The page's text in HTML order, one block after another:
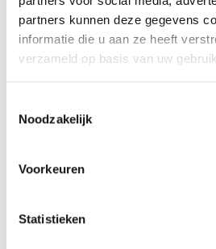
partners kunnen deze gegevens
informatie die u aan ze heeft
verzameld op basis van uw
Noodzakelijk
Voorkeuren
Statistieken
Numéro d'article:
518101
Opérateur économique
Voir les informations